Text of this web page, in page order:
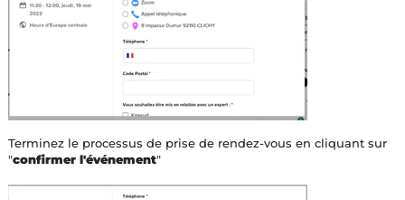
Terminez le processus de prise de rendez-vous en cliquant sur
"confirmer l'événement"